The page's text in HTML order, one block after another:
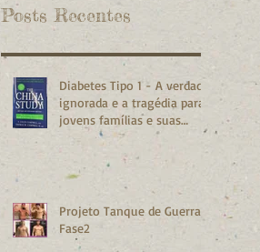
Posts Recentes
Diabetes Tipo 1 - A verdade
ignorada e a tragédia para
jovens famílias e suas
crianças.
Projeto Tanque de Guerra -
Fase2